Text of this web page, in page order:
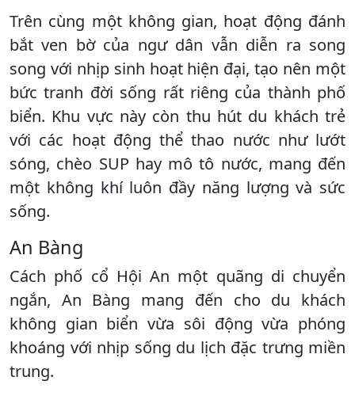
Trên cùng một không gian, hoạt động đánh
bắt ven bờ của ngư dân vẫn diễn ra song
song với nhịp sinh hoạt hiện đại, tạo nên một
bức tranh đời sống rất riêng của thành phố
biển. Khu vực này còn thu hút du khách trẻ
với các hoạt động thể thao nước như lướt
sóng, chèo SUP hay mô tô nước, mang đến
một không khí luôn đầy năng lượng và sức
sống.
An Bàng
Cách phố cổ Hội An một quãng di chuyển
ngắn, An Bàng mang đến cho du khách
không gian biển vừa sôi động vừa phóng
khoáng với nhịp sống du lịch đặc trưng miền
trung.